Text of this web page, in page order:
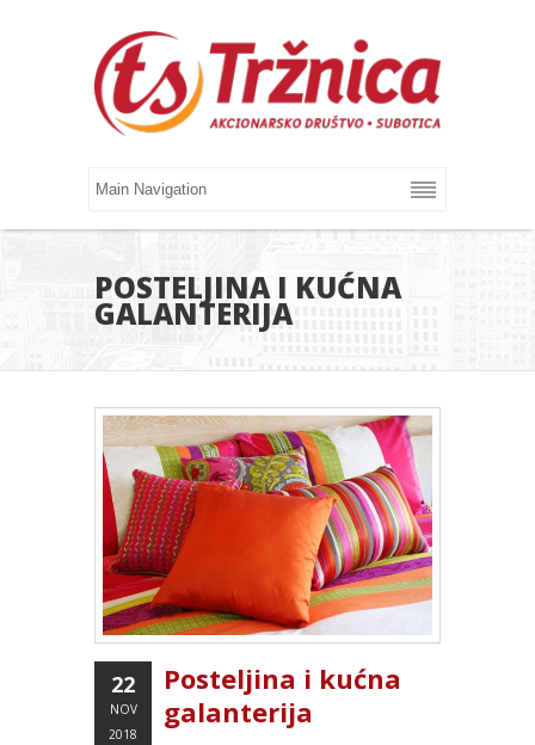
POSTELJINA I KUĆNA
GALANTERIJA
22
NOV
2018
Posteljina i kućna
galanterija